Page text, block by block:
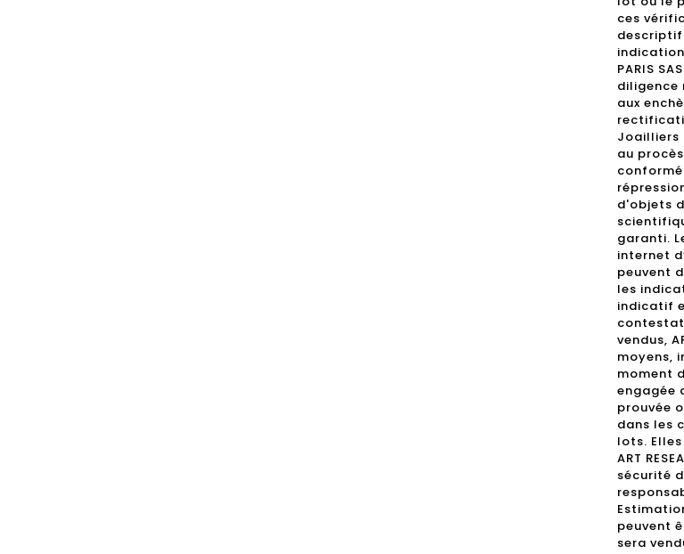
ces
PARIS
diligence
aux
Joailliers
au
d'objets
garanti.
internet
peuvent
les
indicatif
vendus,
moyens,
moment
engagée
prouvée
dans les
lots.
ART
sécurité
peuvent
sera